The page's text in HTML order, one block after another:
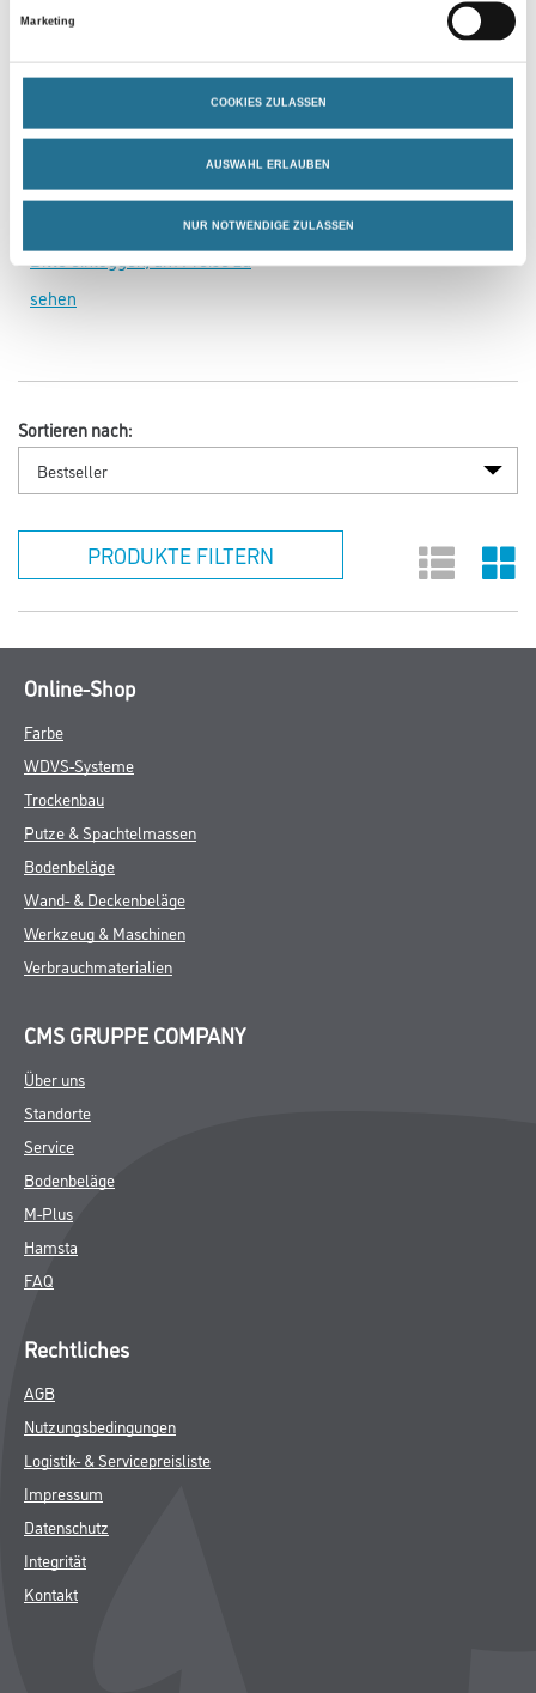
Marketing
COOKIES ZULASSEN
AUSWAHL ERLAUBEN
NUR NOTWENDIGE ZULASSEN
MPlus Outdoor 2030 328
Bitte einloggen, um Preise zu
sehen
Sortieren nach:
PRODUKTE FILTERN
Online-Shop
Farbe
WDVS-Systeme
Trockenbau
Putze & Spachtelmassen
Bodenbeläge
Wand- & Deckenbeläge
Werkzeug & Maschinen
Verbrauchmaterialien
CMS GRUPPE COMPANY
Über uns
Standorte
Service
Bodenbeläge
M-Plus
Hamsta
FAQ
Rechtliches
AGB
Nutzungsbedingungen
Logistik- & Servicepreisliste
Impressum
Datenschutz
Integrität
Kontakt